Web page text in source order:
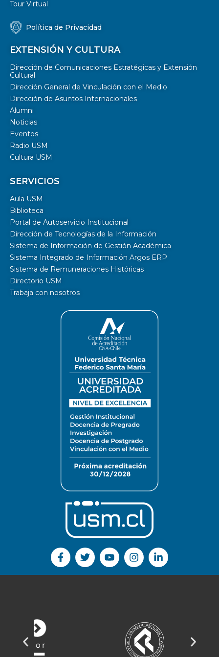
Tour Virtual
Política de Privacidad
EXTENSIÓN Y CULTURA
Dirección de Comunicaciones Estratégicas y Extensión
Cultural
Dirección General de Vinculación con el Medio
Dirección de Asuntos Internacionales
Alumni
Noticias
Eventos
Radio USM
Cultura USM
SERVICIOS
Aula USM
Biblioteca
Portal de Autoservicio Institucional
Dirección de Tecnologías de la Información
Sistema de Información de Gestión Académica
Sistema Integrado de Información Argos ERP
Sistema de Remuneraciones Históricas
Directorio USM
Trabaja con nosotros